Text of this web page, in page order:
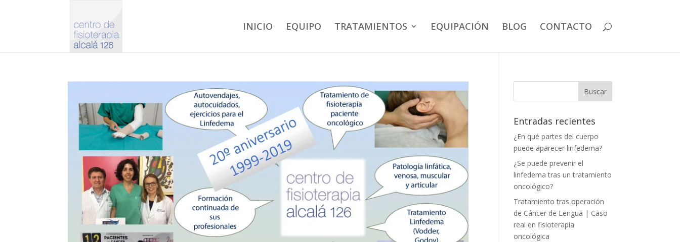
INICIO EQUIPO TRATAMIENTOS EQUIPACIÓN BLOG CONTACTO
Entradas recientes
¿En qué partes del cuerpo
puede aparecer linfedema?
¿Se puede prevenir el
linfedema tras un tratamiento
oncológico?
Tratamiento tras operación
de Cáncer de Lengua | Caso
real en fisioterapia
oncológica